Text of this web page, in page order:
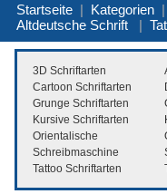
Startseite | Kategorien |
Altdeutsche Schrift |
3D Schriftarten
Cartoon Schriftarten
Grunge Schriftarten
Kursive Schriftarten
Orientalische
Schreibmaschine
Tattoo Schriftarten